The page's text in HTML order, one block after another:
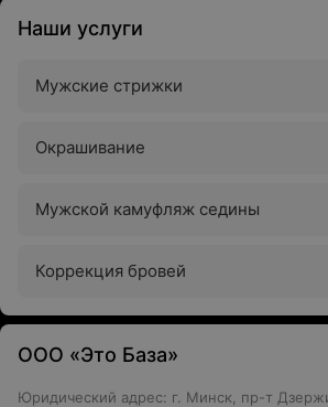
Наши услуги
Мужские стрижки
Окрашивание
Мужской камуфляж седины
Коррекция бровей
ООО «Это База»
Юридический адрес: г. Минск, пр-т